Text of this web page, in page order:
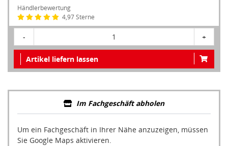
Händlerbewertung
4,97 Sterne
- 1 +
Artikel liefern lassen
Im Fachgeschäft abholen
Um ein Fachgeschäft in Ihrer Nähe anzuzeigen, müssen
Sie Google Maps aktivieren.